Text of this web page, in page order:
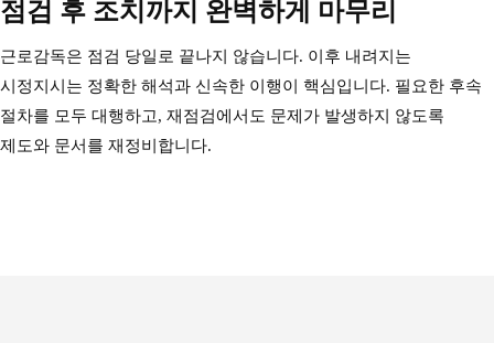
점검 후 조치까지 완벽하게 마무리
근로감독은 점검 당일로 끝나지 않습니다. 이후 내려지는
시정지시는 정확한 해석과 신속한 이행이 핵심입니다. 필요한 후속
절차를 모두 대행하고, 재점검에서도 문제가 발생하지 않도록
제도와 문서를 재정비합니다.